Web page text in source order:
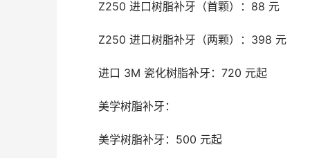
	Z250 进口树脂补牙（首颗）：88 元
	Z250 进口树脂补牙（两颗）：398 元
	进口 3M 瓷化树脂补牙：720 元起
	美学树脂补牙：
	美学树脂补牙：500 元起